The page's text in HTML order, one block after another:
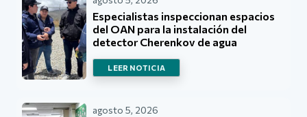
Especialistas inspeccionan espacios
del OAN para la instalación del
detector Cherenkov de agua
LEER NOTICIA
agosto 5, 2026